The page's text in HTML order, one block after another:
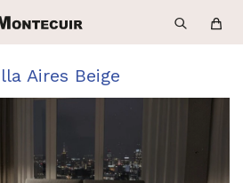
Aires Beige